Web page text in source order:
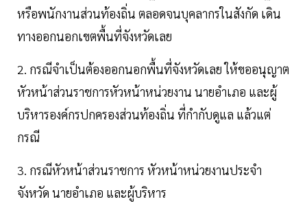
หรือพนักงานส่วนท้องถิ่น ตลอดจนบุคลากรในสังกัด เดิน
ทางออกนอกเขตพื้นที่จังหวัดเลย
2. กรณีจำเป็นต้องออกนอกพื้นที่จังหวัดเลย ให้ขออนุญาต
หัวหน้าส่วนราชการหัวหน้าหน่วยงาน นายอำเภอ และผู้
บริหารองค์กรปกครองส่วนท้องถิ่น ที่กำกับดูแล แล้วแต่
กรณี
3. กรณีหัวหน้าส่วนราชการ หัวหน้าหน่วยงานประจำ
จังหวัด นายอำเภอ และผู้บริหาร